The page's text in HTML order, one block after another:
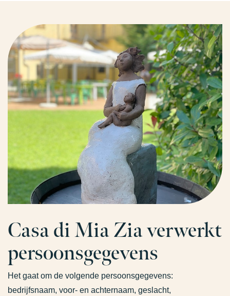
Casa di Mia Zia verwerkt
persoonsgegevens
Het gaat om de volgende persoonsgegevens:
bedrijfsnaam, voor- en achternaam, geslacht,